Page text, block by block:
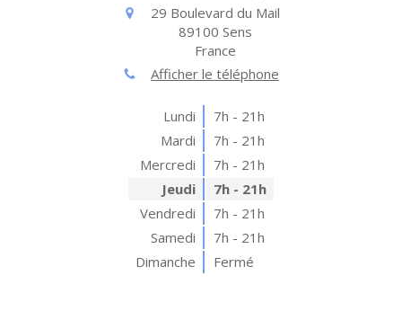
29 Boulevard du Mail
89100 Sens
France
Afficher le téléphone
Lundi
7h - 21h
Mardi
7h - 21h
Mercredi
7h - 21h
Jeudi
7h - 21h
Vendredi
7h - 21h
Samedi
7h - 21h
Dimanche
Fermé